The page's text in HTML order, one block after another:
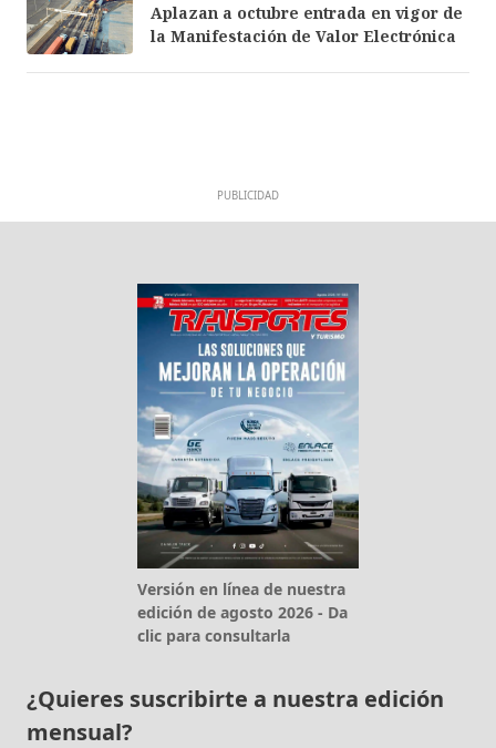
Aplazan a octubre entrada en vigor de
la Manifestación de Valor Electrónica
PUBLICIDAD
Versión en línea de nuestra
edición de agosto 2026 - Da
clic para consultarla
¿Quieres suscribirte a nuestra edición
mensual?